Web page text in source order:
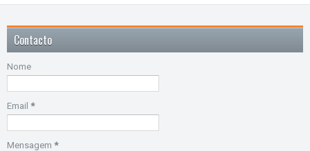
Contacto
Nome
Email *
Mensagem *